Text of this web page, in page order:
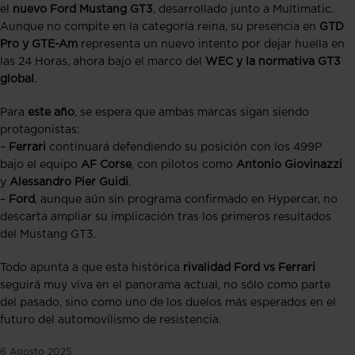
el nuevo Ford Mustang GT3, desarrollado junto a Multimatic.
Aunque no compite en la categoría reina, su presencia en GTD
Pro y GTE-Am representa un nuevo intento por dejar huella en
las 24 Horas, ahora bajo el marco del WEC y la normativa GT3
global .
Para este año, se espera que ambas marcas sigan siendo
protagonistas:
– Ferrari continuará defendiendo su posición con los 499P
bajo el equipo AF Corse, con pilotos como Antonio Giovinazzi
y Alessandro Pier Guidi.
– Ford , aunque aún sin programa confirmado en Hypercar, no
descarta ampliar su implicación tras los primeros resultados
del Mustang GT3.
Todo apunta a que esta histórica rivalidad Ford vs Ferrari
seguirá muy viva en el panorama actual, no sólo como parte
del pasado, sino como uno de los duelos más esperados en el
futuro del automovilismo de resistencia.
6 Agosto 2025